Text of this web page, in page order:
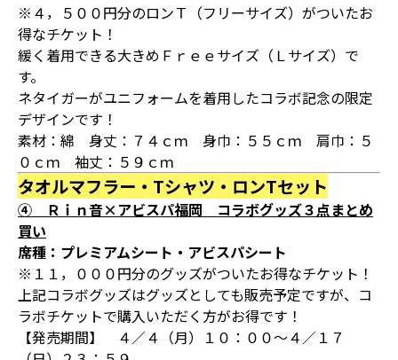
※４，５００円分のロンＴ（フリーサイズ）がついたお
得なチケット！
緩く着用できる大きめＦｒｅｅサイズ（Ｌサイズ）で
す。
ネタイガーがユニフォームを着用したコラボ記念の限定
デザインです！
素材：綿 身丈：７４ｃｍ 身巾：５５ｃｍ 肩巾：５
０ｃｍ 袖丈：５９ｃｍ
タオルマフラー・Tシャツ・ロンTセット
④ Ｒｉｎ音×アビスパ福岡 コラボグッズ３点まとめ
買い
席種：プレミアムシート・アビスパシート
※１１，０００円分のグッズがついたお得なチケット！
上記コラボグッズはグッズとしても販売予定ですが、コ
ラボチケットで購入いただく方がお得です！
【発売期間】 ４／４（月）１０：００～４／１７